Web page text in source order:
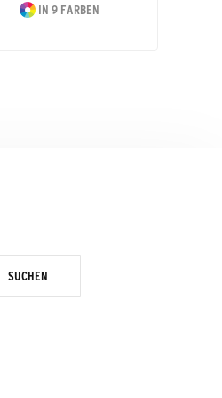
IN 9 FARBEN
SUCHEN